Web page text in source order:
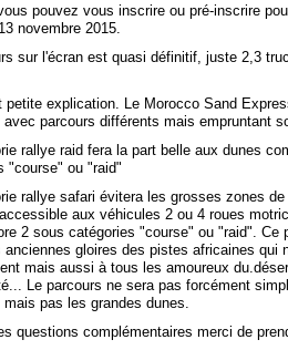
pouvez vous inscrire ou pré-inscrire
novembre 2015.
sur l'écran est quasi définitif, juste 2,3
petite explication. Le Morocco Sand
parcours différents mais empruntant
rallye raid fera la part belle aux dunes
"course" ou "raid"
rallye safari évitera les grosses zones
aux véhicules 2 ou 4 roues
2 sous catégories "course" ou "raid". Ce
anciennes gloires des pistes africaines qui
mais aussi à tous les amoureux
Le parcours ne sera pas forcément
pas les grandes dunes.
questions complémentaires merci de